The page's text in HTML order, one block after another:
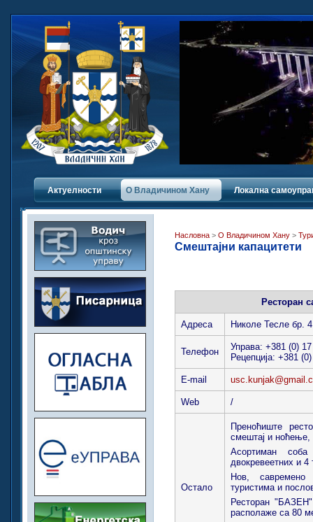
Актуелности О Владичинoм Хану Локална
Насловна > О Владичинoм Хану >
Смештајни капацитети
Ресторан
Адреса Николе Тесле бр.
Телефон
Управа: +381 (0)
Рецепција: +381
E-mail
Web /
Остало
Преноћиште
смештај и
Асортиман
двокревеетних и 4
Нов, савремено
туристима и
Ресторан
располаже са 80